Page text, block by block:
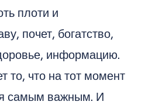
плоти и
почет, богатство,
информацию.
то, что на тот момент
самым важным. И